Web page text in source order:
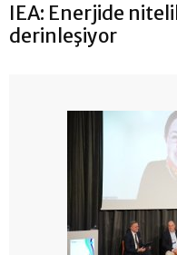
IEA: Enerjide
derinleşiyor